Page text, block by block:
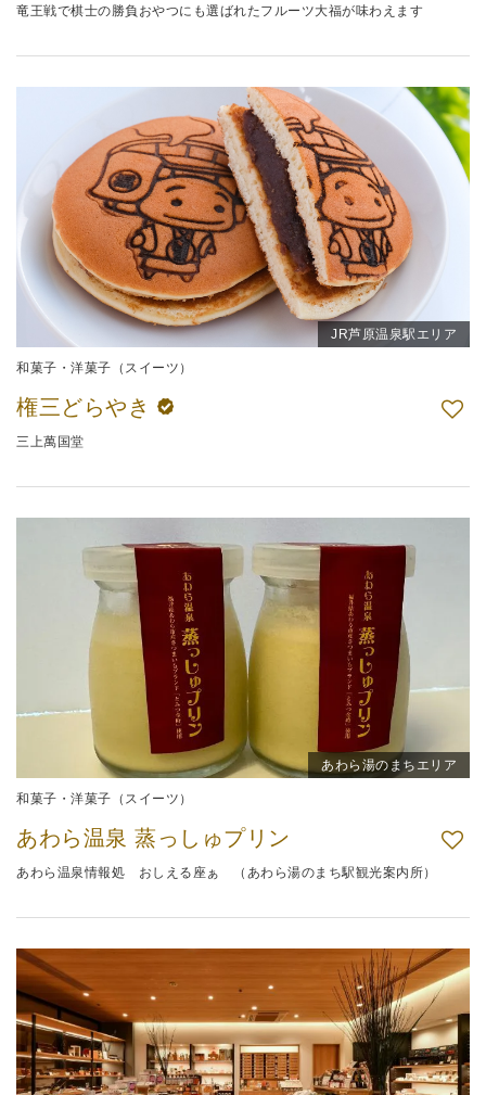
竜王戦で棋士の勝負おやつにも選ばれたフルーツ大福が味わえます
JR芦原温泉駅エリア
和菓子・洋菓子（スイーツ）
権三どらやき
三上萬国堂
あわら湯のまちエリア
和菓子・洋菓子（スイーツ）
あわら温泉 蒸っしゅプリン
あわら温泉情報処 おしえる座ぁ （あわら湯のまち駅観光案内所）